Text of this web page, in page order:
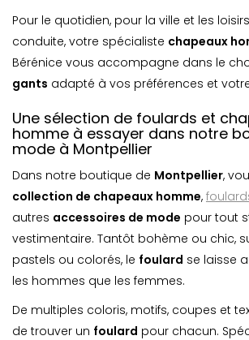
Pour le quotidien, pour la ville et les
conduite, votre spécialiste chapeaux
Bérénice vous accompagne dans le
gants adapté à vos préférences et
Une sélection de foulards et
homme à essayer dans notre
mode à Montpellier
Dans notre boutique de Montpellier,
collection de chapeaux homme,
autres accessoires de mode pour tout
vestimentaire. Tantôt bohème ou chic,
pastels ou colorés, le foulard se laisse
les hommes que les femmes.
De multiples coloris, motifs, coupes et
de trouver un foulard pour chacun.